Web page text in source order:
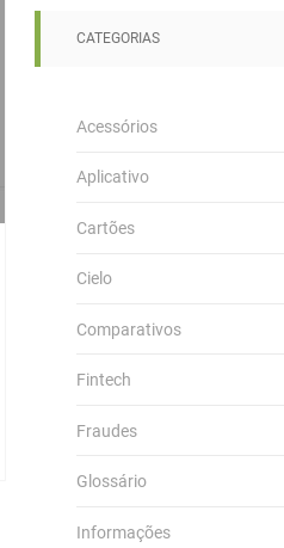
CATEGORIAS
Acessórios
Aplicativo
Cartões
Cielo
Comparativos
Fintech
Fraudes
Glossário
Informações